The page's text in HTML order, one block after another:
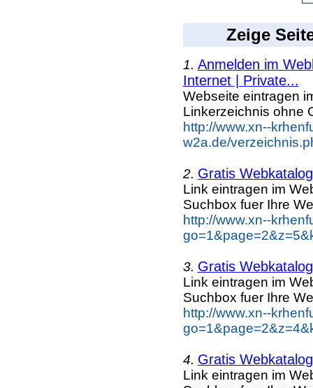
Zeige
1. Anmelden im
Internet | Private...
Webseite eintragen
Linkerzeichnis ohne
http://www.xn--
w2a.de/
2. Gratis
Link eintragen im
Suchbox fuer Ihre
http://www.xn--
3. Gratis
Link eintragen im
Suchbox fuer Ihre
http://www.xn--
4. Gratis
Link eintragen im